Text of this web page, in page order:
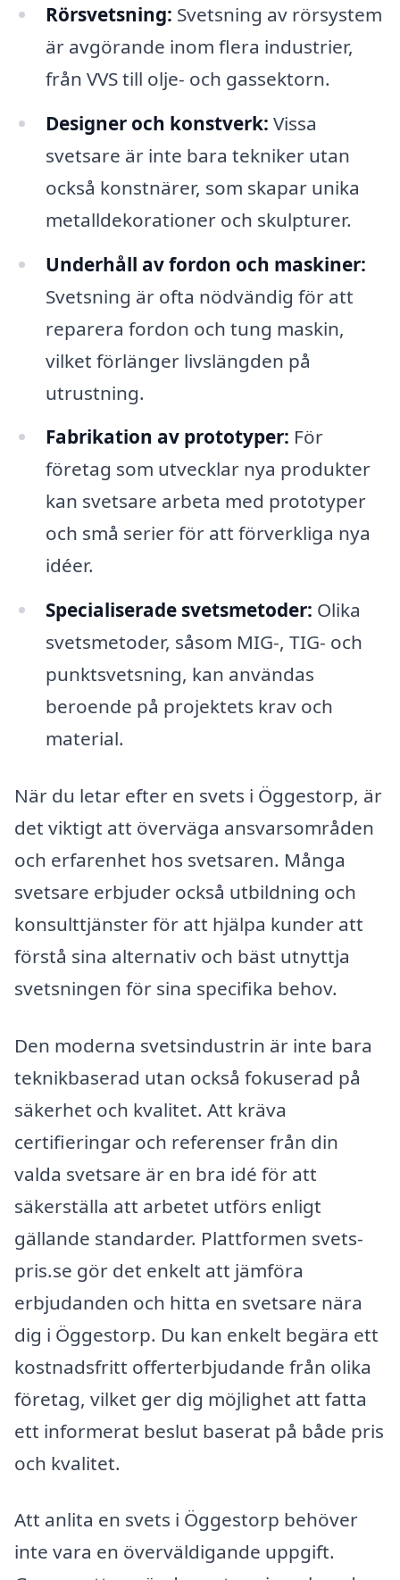
Rörsvetsning: Svetsning av rörsystem
är avgörande inom flera industrier,
från VVS till olje- och gassektorn.
Designer och konstverk: Vissa
svetsare är inte bara tekniker utan
också konstnärer, som skapar unika
metalldekorationer och skulpturer.
Underhåll av fordon och maskiner:
Svetsning är ofta nödvändig för att
reparera fordon och tung maskin,
vilket förlänger livslängden på
utrustning.
Fabrikation av prototyper: För
företag som utvecklar nya produkter
kan svetsare arbeta med prototyper
och små serier för att förverkliga nya
idéer.
Specialiserade svetsmetoder: Olika
svetsmetoder, såsom MIG-, TIG- och
punktsvetsning, kan användas
beroende på projektets krav och
material.
När du letar efter en svets i Öggestorp, är
det viktigt att överväga ansvarsområden
och erfarenhet hos svetsaren. Många
svetsare erbjuder också utbildning och
konsulttjänster för att hjälpa kunder att
förstå sina alternativ och bäst utnyttja
svetsningen för sina specifika behov.
Den moderna svetsindustrin är inte bara
teknikbaserad utan också fokuserad på
säkerhet och kvalitet. Att kräva
certifieringar och referenser från din
valda svetsare är en bra idé för att
säkerställa att arbetet utförs enligt
gällande standarder. Plattformen svets-
pris.se gör det enkelt att jämföra
erbjudanden och hitta en svetsare nära
dig i Öggestorp. Du kan enkelt begära ett
kostnadsfritt offerterbjudande från olika
företag, vilket ger dig möjlighet att fatta
ett informerat beslut baserat på både pris
och kvalitet.
Att anlita en svets i Öggestorp behöver
inte vara en överväldigande uppgift.